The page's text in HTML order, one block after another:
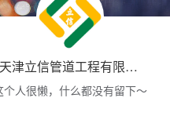
天津立信管道工程有限公司
个人很懒，什么都没有留下～